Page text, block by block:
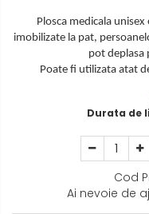
Plosca medicala
imobilizate la pat,
pot deplasa
Poate fi utilizata atat
Durata de
Cod
Ai nevoie de